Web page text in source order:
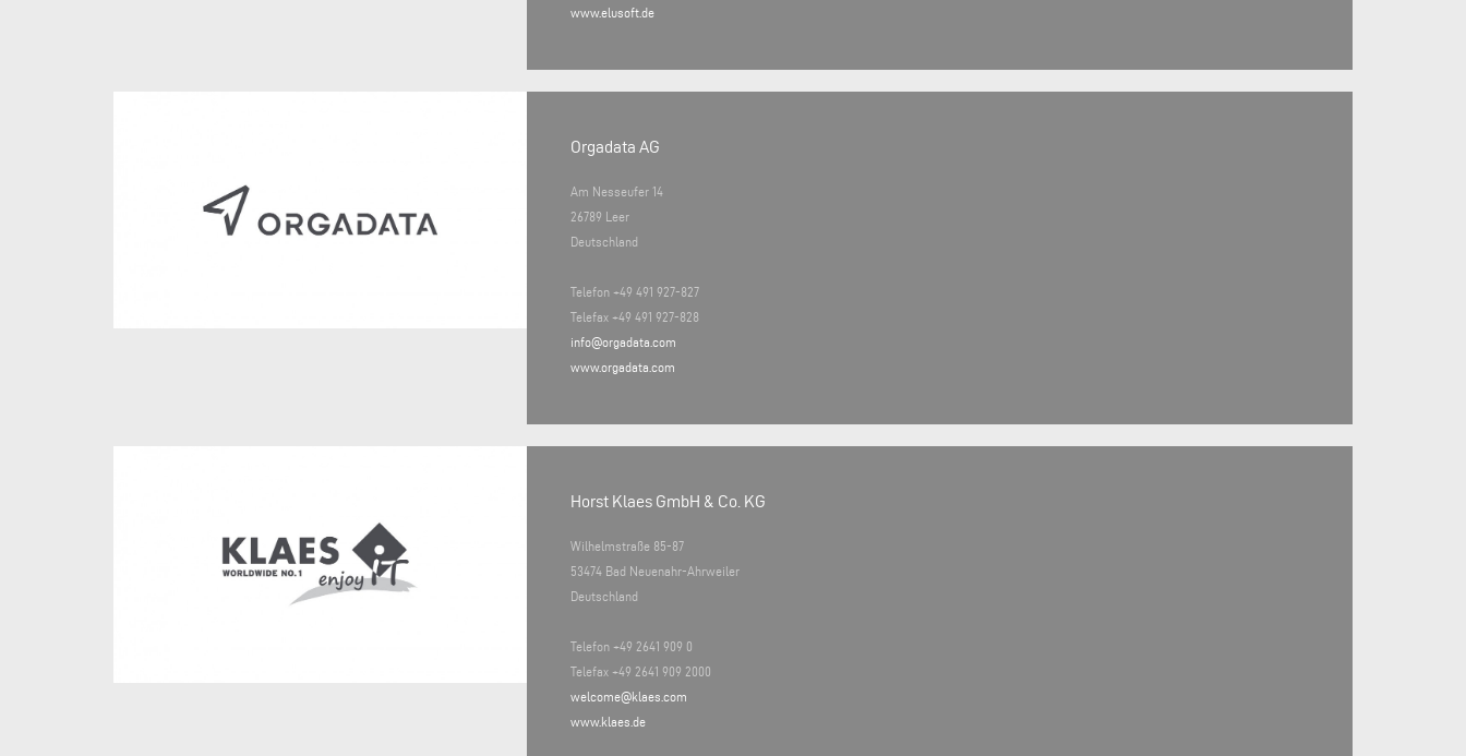
www.elusoft.de
Orgadata AG
Am Nesseufer 14
26789 Leer
Deutschland
Telefon +49 491 927-827
Telefax +49 491 927-828
info@orgadata.com
www.orgadata.com
Horst Klaes GmbH & Co. KG
Wilhelmstraße 85-87
53474 Bad Neuenahr-Ahrweiler
Deutschland
Telefon +49 2641 909 0
Telefax +49 2641 909 2000
welcome@klaes.com
www.klaes.de